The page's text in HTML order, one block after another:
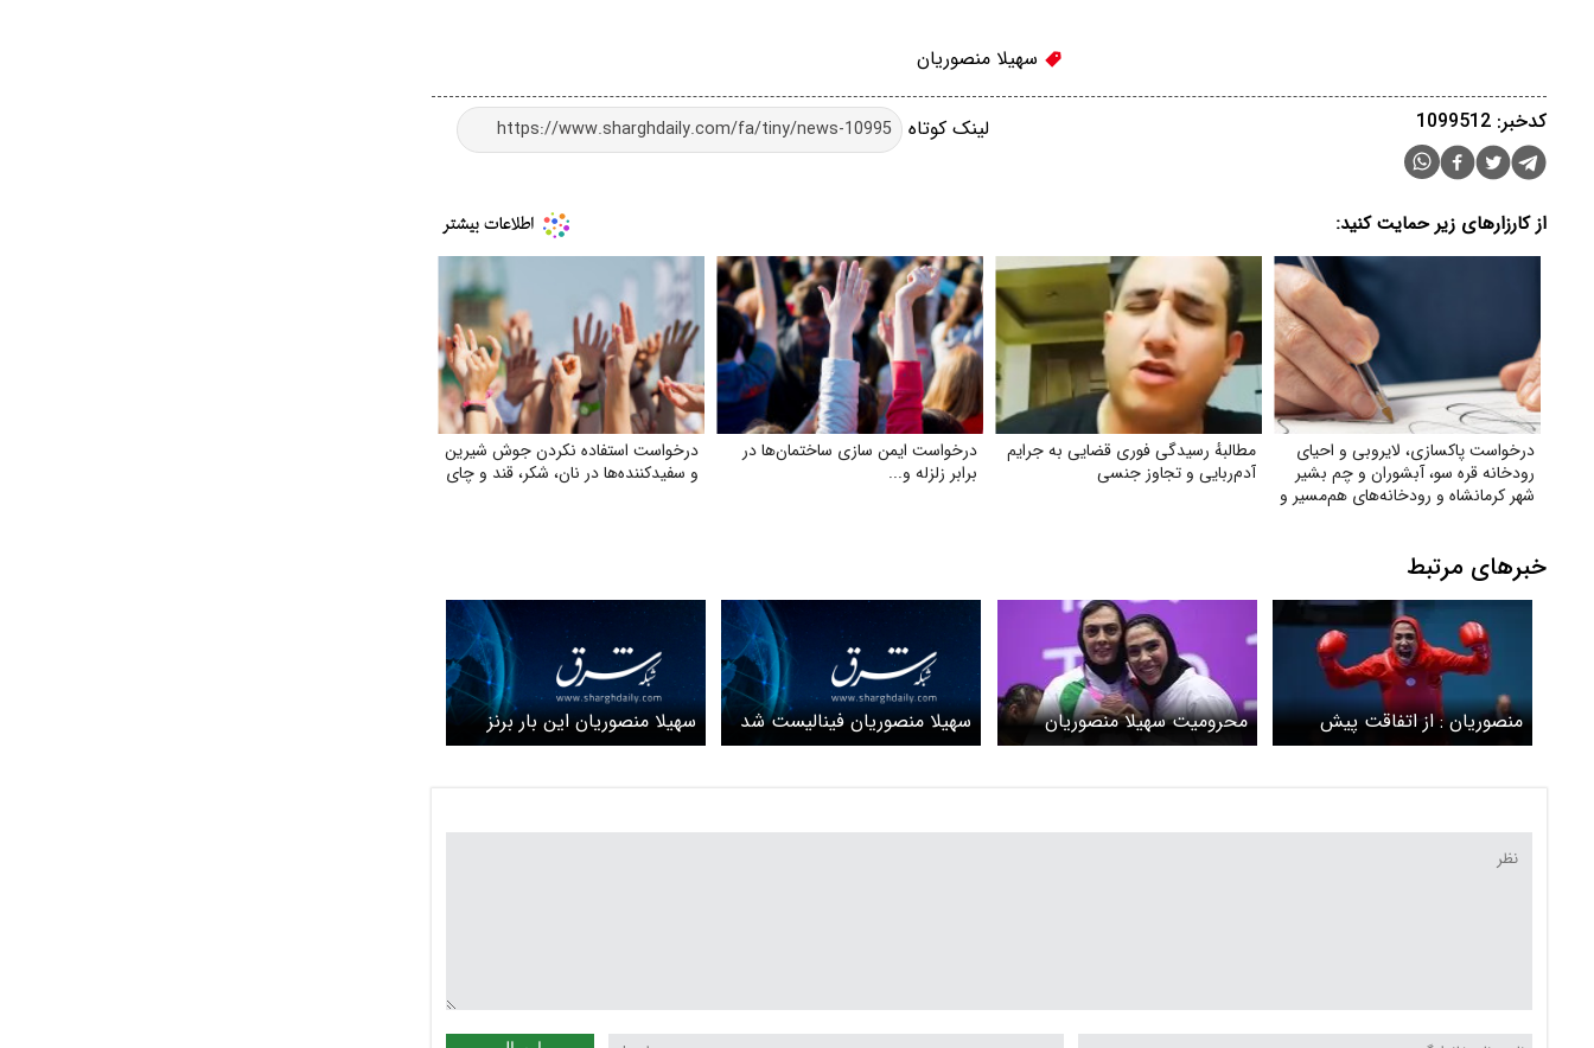
سهیلا منصوریان
لینک کوتاه کدخبر: 1099512
از کارزارهای زیر حمایت کنید:
درخواست پاکسازی، لایروبی و احیای
رودخانه قره سو، آبشوران و چم بشیر
شهر کرمانشاه و رودخانه‌های هم‌مسیر و
مطالبهٔ رسیدگی فوری قضایی به جرایم
آدم‌ربایی و تجاوز جنسی
درخواست ایمن‌ سازی ساختمان‌ها در
برابر زلزله و...
درخواست استفاده نکردن جوش شیرین
و سفیدکننده‌ها در نان، شکر، قند و چای
خبرهای مرتبط
منصوریان : از اتفاقت پیش
آمده پشیمانم / اینستاگرامم
محرومیت سهیلا منصوریان
بخشیده می‌شود؟
سهیلا منصوریان فینالیست شد
سهیلا منصوریان این بار برنز
گرفت + ویدئو